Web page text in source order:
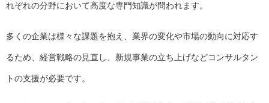
れぞれの分野において高度な専門知識が問われます。
多くの企業は様々な課題を抱え、業界の変化や市場の動向に対応す
るため、経営戦略の見直し、新規事業の立ち上げなどコンサルタン
トの支援が必要です。